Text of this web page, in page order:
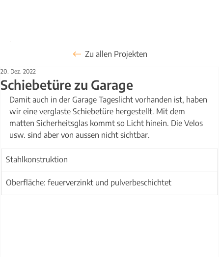
Schiebetüre zu Garage
20. Dez. 2022
Damit auch in der Garage Tageslicht vorhanden ist, haben
wir eine verglaste Schiebetüre hergestellt. Mit dem
matten Sicherheitsglas kommt so Licht hinein. Die Velos
usw. sind aber von aussen nicht sichtbar.
Stahlkonstruktion
Oberfläche: feuerverzinkt und pulverbeschichtet
Zu allen Projekten